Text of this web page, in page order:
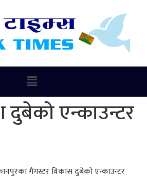
एन्काउन्टर
गैंगस्टर विकास दुबेको एन्काउन्टर